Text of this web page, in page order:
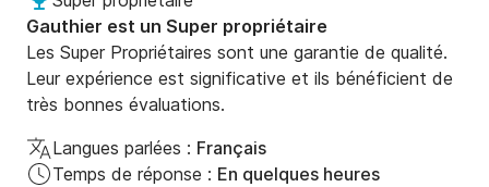
Gauthier est un Super propriétaire
Les Super Propriétaires sont une garantie de qualité.
Leur expérience est significative et ils bénéficient de
très bonnes évaluations.
Langues parlées : Français
Temps de réponse : En quelques heures